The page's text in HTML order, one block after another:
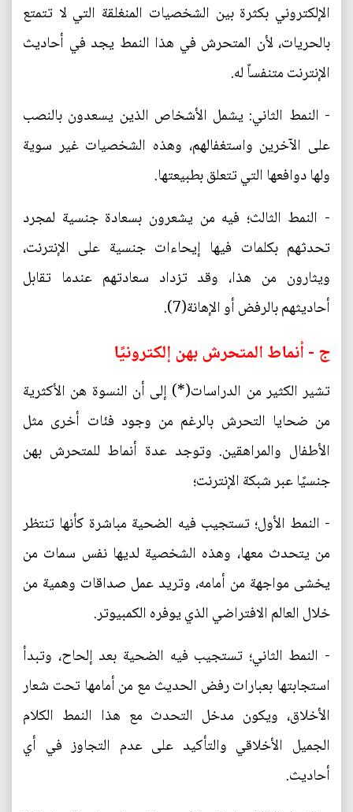
الإلكتروني بكثرة بين الشخصيات المنغلقة التي لا تتمتع
بالحريات، لأن المتحرش في هذا النمط يجد في أحاديث
الإنترنت متنفساً له.
- النمط الثاني: يشمل الأشخاص الذين يسعدون بالنصب
على الآخرين واستغفالهم، وهذه الشخصيات غير سوية
ولها دوافعها التي تتعلق بطبيعتها.
- النمط الثالث؛ فيه من يشعرون بسعادة جنسية لمجرد
تحدثهم بكلمات فيها إيحاءات جنسية على الإنترنت،
ويثارون من هذا، وقد تزداد سعادتهم عندما تقابل
أحاديثهم بالرفض أو الإهانة(7).
ج - أنماط المتحرش بهن إلكترونيًا
تشير الكثير من الدراسات(*) إلى أن النسوة هن الأكثرية
من ضحايا التحرش بالرغم من وجود فئات أخرى مثل
الأطفال والمراهقين. وتوجد عدة أنماط للمتحرش بهن
جنسيًا عبر شبكة الإنترنت؛
- النمط الأول؛ تستجيب فيه الضحية مباشرة كأنها تنتظر
من يتحدث معها، وهذه الشخصية لديها نفس سمات من
يخشى مواجهة من أمامه، وتريد عمل صداقات وهمية من
خلال العالم الافتراضي الذي يوفره الكمبيوتر.
- النمط الثاني؛ تستجيب فيه الضحية بعد إلحاح، وتبدأ
استجابتها بعبارات رفض الحديث مع من أمامها تحت شعار
الأخلاق، ويكون مدخل التحدث مع هذا النمط الكلام
الجميل الأخلاقي والتأكيد على عدم التجاوز في أي
أحاديث.